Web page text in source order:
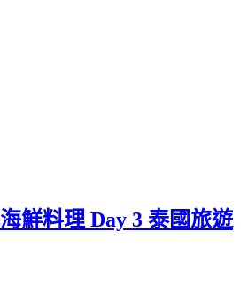
鮮料理 Day 3 泰國旅遊